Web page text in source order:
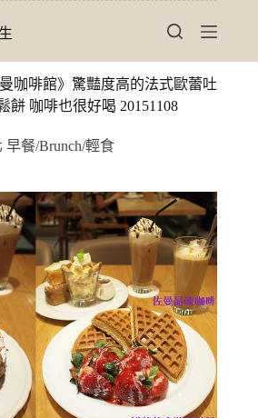
曼咖啡館》驚豔度高的法式歐蕾吐
餅 咖啡也很好喝 20151108
早餐/Brunch/輕食